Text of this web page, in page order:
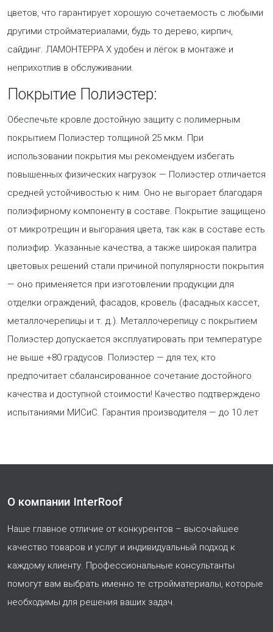
цветов, что гарантирует хорошую сочетаемость с любыми
другими стройматериалами, будь то дерево, кирпич,
сайдинг. ЛАМОНТЕРРА Х удобен и лёгок в монтаже и
неприхотлив в обслуживании.
Покрытие Полиэстер:
Обеспечьте кровле достойную защиту с полимерным
покрытием Полиэстер толщиной 25 мкм. При
использовании покрытия мы рекомендуем избегать
повышенных физических нагрузок — Полиэстер отличается
средней устойчивостью к ним. Оно не выгорает благодаря
полиэфирному компоненту в составе. Покрытие защищено
от микротрещин и выгорания цвета, так как в составе есть
полиэфир. Указанные качества, а также широкая палитра
цветовых решений стали причиной популярности покрытия
— оно применяется при изготовлении продукции для
отделки ограждений, фасадов, кровель (фасадных кассет,
металлочерепицы и т. д.). Металлочерепицу с покрытием
Полиэстер допускается эксплуатировать при температуре
не выше +80 градусов. Полиэстер — для тех, кто
предпочитает сбалансированное сочетание достойного
качества и доступной стоимости! Качество подтверждено
испытаниями МИСиС. Гарантия производителя — до 10 лет
О компании InterRoof
Наше главное отличие от конкурентов – высочайшее
качество товаров и услуг и индивидуальный подход к
каждому клиенту. Профессиональные консультанты
помогут вам выбрать именно те стройматериалы, которые
необходимы для решения ваших задач.